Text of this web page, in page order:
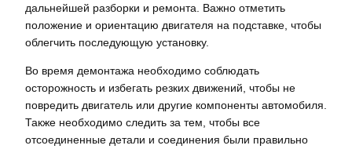
дальнейшей разборки и ремонта. Важно отметить
положение и ориентацию двигателя на подставке, чтобы
облегчить последующую установку.
Во время демонтажа необходимо соблюдать
осторожность и избегать резких движений, чтобы не
повредить двигатель или другие компоненты автомобиля.
Также необходимо следить за тем, чтобы все
отсоединенные детали и соединения были правильно